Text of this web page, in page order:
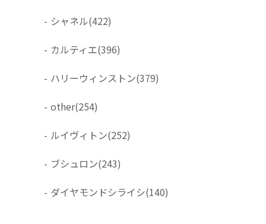
- シャネル(422)
- カルティエ(396)
- ハリーウィンストン(379)
- other(254)
- ルイヴィトン(252)
- ブシュロン(243)
- ダイヤモンドシライシ(140)